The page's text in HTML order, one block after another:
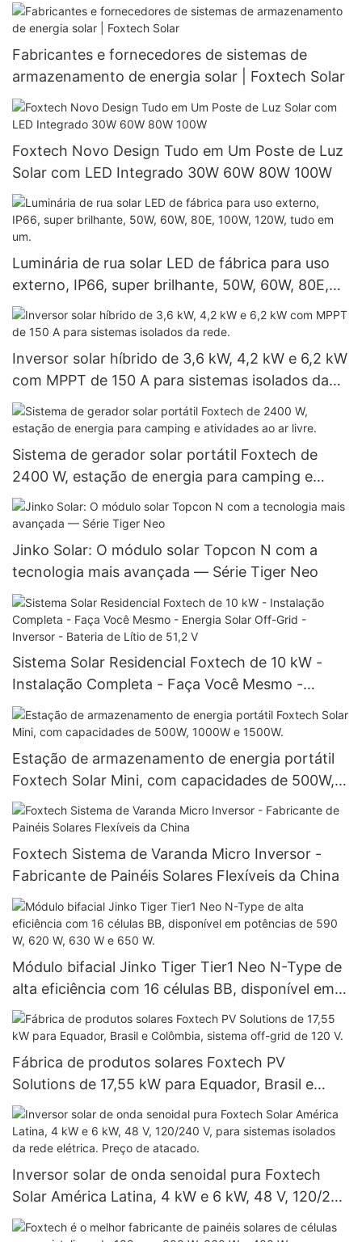
Fabricantes e fornecedores de sistemas de
armazenamento de energia solar | Foxtech Solar
Foxtech Novo Design Tudo em Um Poste de Luz
Solar com LED Integrado 30W 60W 80W 100W
Luminária de rua solar LED de fábrica para uso
externo, IP66, super brilhante, 50W, 60W, 80E,
100W, 120W, tudo em um.
Inversor solar híbrido de 3,6 kW, 4,2 kW e 6,2 kW
com MPPT de 150 A para sistemas isolados da
rede.
Sistema de gerador solar portátil Foxtech de
2400 W, estação de energia para camping e
atividades ao ar livre.
Jinko Solar: O módulo solar Topcon N com a
tecnologia mais avançada — Série Tiger Neo
Sistema Solar Residencial Foxtech de 10 kW -
Instalação Completa - Faça Você Mesmo -
Energia Solar Off-Grid - Inversor - Bateria de
Lítio de 51,2 V
Estação de armazenamento de energia portátil
Foxtech Solar Mini, com capacidades de 500W,
1000W e 1500W.
Foxtech Sistema de Varanda Micro Inversor -
Fabricante de Painéis Solares Flexíveis da China
Módulo bifacial Jinko Tiger Tier1 Neo N-Type de
alta eficiência com 16 células BB, disponível em
potências de 590 W, 620 W, 630 W e 650 W.
Fábrica de produtos solares Foxtech PV
Solutions de 17,55 kW para Equador, Brasil e
Colômbia, sistema off-grid de 120 V.
Inversor solar de onda senoidal pura Foxtech
Solar América Latina, 4 kW e 6 kW, 48 V, 120/240
V, para sistemas isolados da rede elétrica. Preço